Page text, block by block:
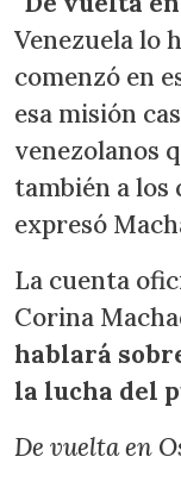
Venezuela lo
comenzó en
esa misión
venezolanos
también a los
expresó
La cuenta
Corina
hablará
la lucha del
De vuelta en